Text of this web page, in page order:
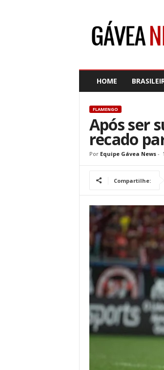
HOME
FLAMENGO
Após ser
recado
Por Equipe Gávea News-
Compartilhe: